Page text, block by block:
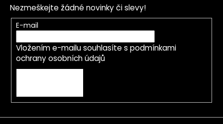
Nezmeškejte žádné novinky či slevy!
E-mail
Vložením e-mailu souhlasíte s podmínkami
ochrany osobních údajů